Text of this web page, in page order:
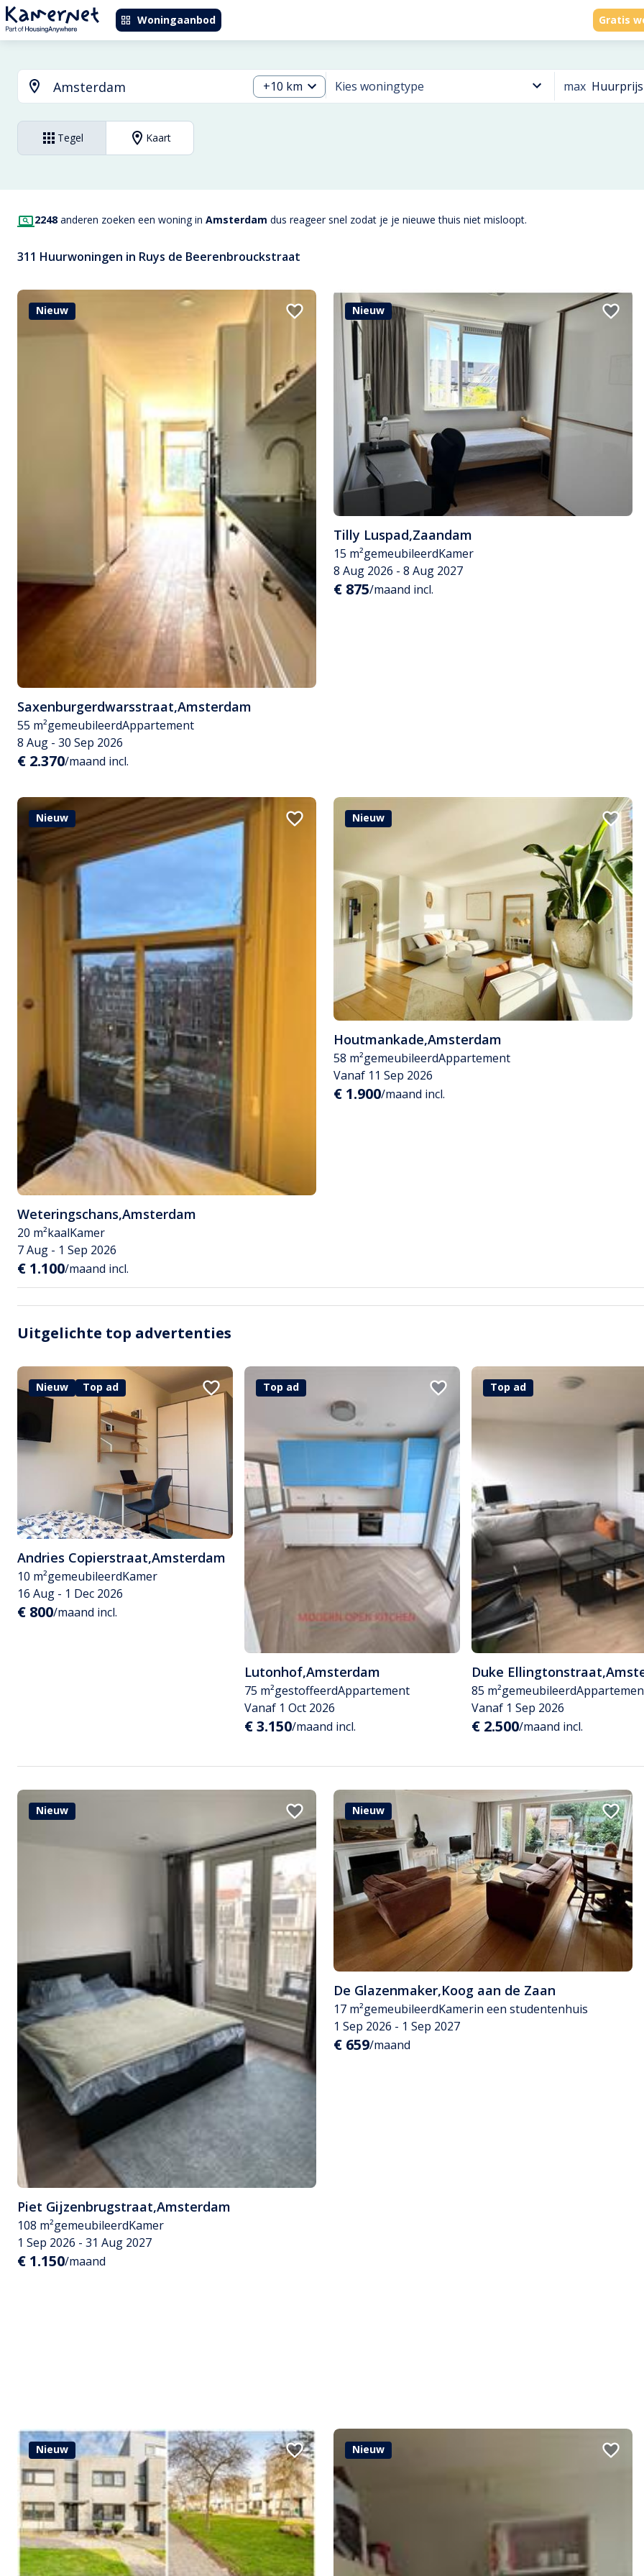
Woningaanbod Gratis
+10 km Kies woningtype max
Tegel Kaart
2248 anderen zoeken een woning in Amsterdam dus reageer snel zodat je je nieuwe thuis niet misloopt.
311 Huurwoningen in Ruys de Beerenbrouckstraat
Nieuw
Saxenburgerdwarsstraat,Amsterdam
55 m²gemeubileerdAppartement
8 Aug - 30 Sep 2026
€ 2.370/maand incl.
Nieuw
Tilly Luspad,Zaandam
15 m²gemeubileerdKamer
8 Aug 2026 - 8 Aug 2027
€ 875/maand incl.
Nieuw
Weteringschans,Amsterdam
20 m²kaalKamer
7 Aug - 1 Sep 2026
€ 1.100/maand incl.
Nieuw
Houtmankade,Amsterdam
58 m²gemeubileerdAppartement
Vanaf 11 Sep 2026
€ 1.900/maand incl.
Uitgelichte top advertenties
Nieuw Top ad
Andries Copierstraat,Amsterdam
10 m²gemeubileerdKamer
16 Aug - 1 Dec 2026
€ 800/maand incl.
Top ad
Lutonhof,Amsterdam
75 m²gestoffeerdAppartement
Vanaf 1 Oct 2026
€ 3.150/maand incl.
Top ad
Duke Ellingtonstraat,
85 m²gemeubileerd
Vanaf 1 Sep 2026
€ 2.500/maand incl.
Nieuw
Piet Gijzenbrugstraat,Amsterdam
108 m²gemeubileerdKamer
1 Sep 2026 - 31 Aug 2027
€ 1.150/maand
Nieuw
De Glazenmaker,Koog aan de Zaan
17 m²gemeubileerdKamerin een studentenhuis
1 Sep 2026 - 1 Sep 2027
€ 659/maand
Nieuw Nieuw